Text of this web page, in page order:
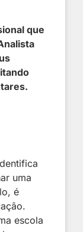
que
uma
é
escola